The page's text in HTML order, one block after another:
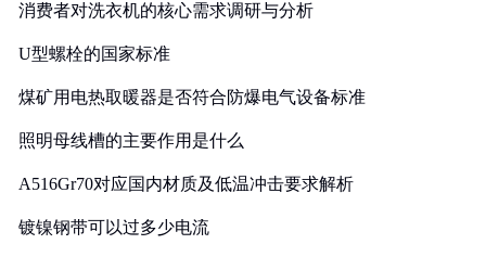
消费者对洗衣机的核心需求调研与分析
U型螺栓的国家标准
煤矿用电热取暖器是否符合防爆电气设备标准
照明母线槽的主要作用是什么
A516Gr70对应国内材质及低温冲击要求解析
镀镍钢带可以过多少电流